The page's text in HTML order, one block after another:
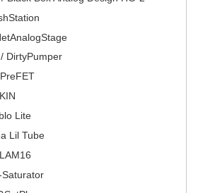
DirtyPumper
Lite
Lil Tube
Saturator